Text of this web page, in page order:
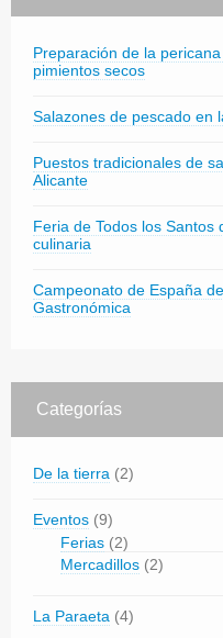
Preparación de la
pimientos secos
Salazones de pescado en
Puestos tradicionales de
Alicante
Feria de Todos los Santos
culinaria
Campeonato de España
Gastronómica
Categorías
De la tierra (2)
Eventos (9)
Ferias (2)
Mercadillos (2)
La Paraeta (4)